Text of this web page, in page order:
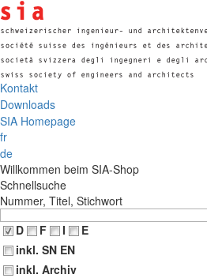
Kontakt
Downloads
SIA Homepage
fr
de
Willkommen beim SIA-Shop
Schnellsuche
Nummer, Titel, Stichwort
D
F I
E
inkl. SN EN
inkl. Archiv